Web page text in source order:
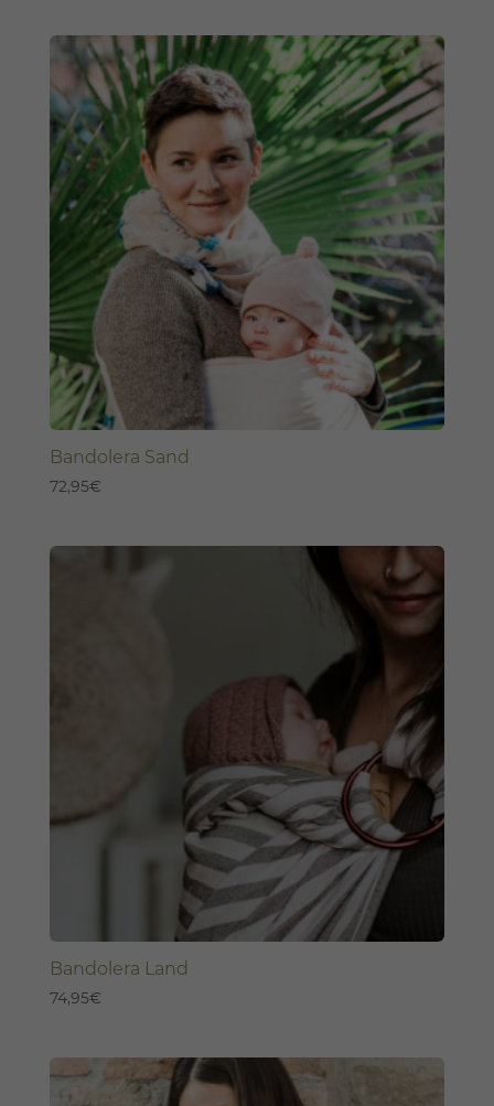
Bandolera Sand
72,95€
Bandolera Land
74,95€